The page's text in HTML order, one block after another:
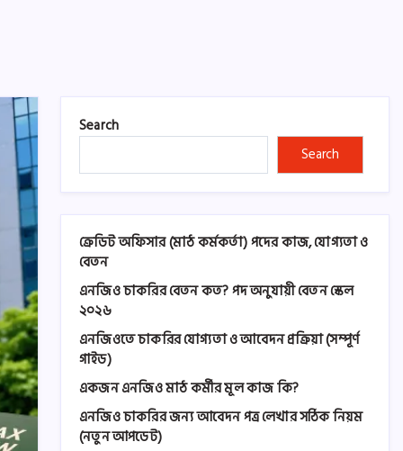
Search
Search
ক্রেডিট অফিসার (মাঠ কর্মকর্তা) পদের কাজ, যোগ্যতা ও
বেতন
এনজিও চাকরির বেতন কত? পদ অনুযায়ী বেতন স্কেল
২০২৬
এনজিওতে চাকরির যোগ্যতা ও আবেদন প্রক্রিয়া (সম্পূর্ণ
গাইড)
একজন এনজিও মাঠ কর্মীর মূল কাজ কি?
এনজিও চাকরির জন্য আবেদন পত্র লেখার সঠিক নিয়ম
(নতুন আপডেট)